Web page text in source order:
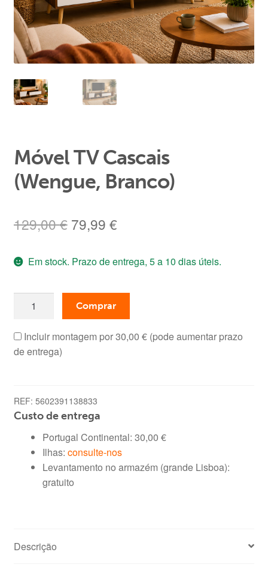
Área de Cliente
Móvel TV Cascais
(Wengue, Branco)
129,00€ O
original
era:
129,00 €.
79,99 €O
atual
é:
Em stock. Prazo de entrega, 5 a 10 dias úteis.
Móvel
TV
Cascais
Comprar
Incluir montagem por30,00 €(pode aumentar prazo
de entrega)
REF: 5602391138833
Custo de entrega
Portugal Continental: 30,00 €
Ilhas: consulte-nos
Levantamento no armazém (grande Lisboa):
gratuito
Descrição